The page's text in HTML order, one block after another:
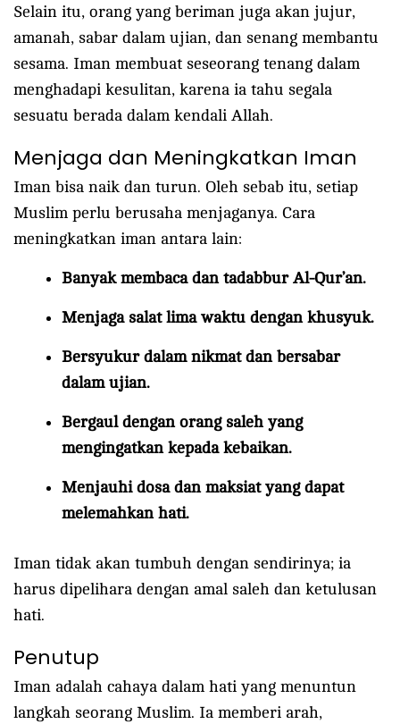
Selain itu, orang yang beriman juga akan jujur,
amanah, sabar dalam ujian, dan senang membantu
sesama. Iman membuat seseorang tenang dalam
menghadapi kesulitan, karena ia tahu segala
sesuatu berada dalam kendali Allah.
Menjaga dan Meningkatkan Iman
Iman bisa naik dan turun. Oleh sebab itu, setiap
Muslim perlu berusaha menjaganya. Cara
meningkatkan iman antara lain:
Banyak membaca dan tadabbur Al-Qur’an.
Menjaga salat lima waktu dengan khusyuk.
Bersyukur dalam nikmat dan bersabar
dalam ujian.
Bergaul dengan orang saleh yang
mengingatkan kepada kebaikan.
Menjauhi dosa dan maksiat yang dapat
melemahkan hati.
Iman tidak akan tumbuh dengan sendirinya; ia
harus dipelihara dengan amal saleh dan ketulusan
hati.
Penutup
Iman adalah cahaya dalam hati yang menuntun
langkah seorang Muslim. Ia memberi arah,